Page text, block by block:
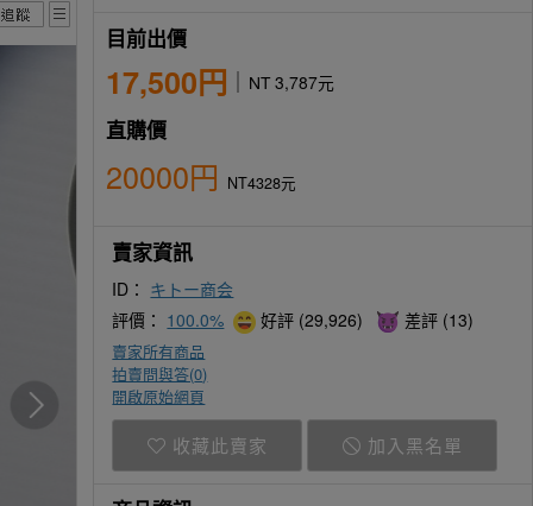
目前出價
17,500円 NT 3,787元
直購價
20000円 NT4328元
賣家資訊
ID： キトー商会
評價： 100.0% 好評 (29,926) 差評 (13)
賣家所有商品
拍賣問與答(0)
開啟原始網頁
收藏此賣家 加入黑名單